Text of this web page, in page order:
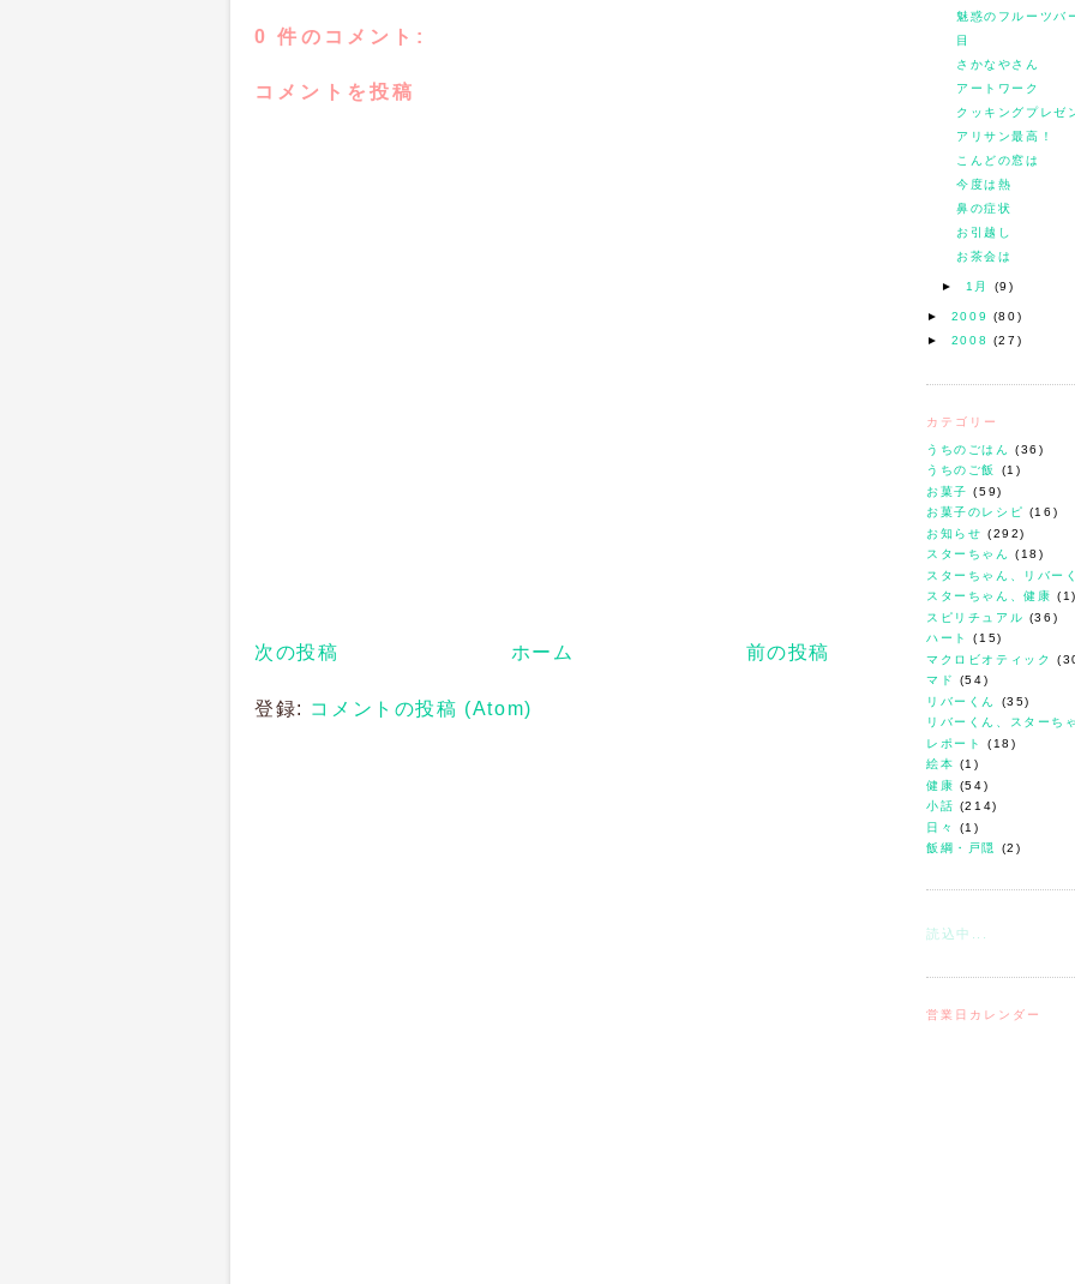
魅惑のフルーツバ
目
さかなやさん
アートワーク
クッキングプレゼ
アリサン最高！
こんどの窓は
今度は熱
鼻の症状
お引越し
お茶会は
► 1月 (9)
► 2009 (80)
► 2008 (27)
カテゴリー
うちのごはん
(36)
うちのご飯
(1)
お菓子 (59)
お菓子のレシピ (16)
お知らせ (292)
スターちゃん
(18)
スターちゃん、リバー
スターちゃん、健康 (1)
スピリチュアル (36)
ハート
(15)
マクロビオティック
マド
(54)
リバーくん
(35)
リバーくん、スターち
レポート
(18)
絵本 (1)
健康 (54)
小話 (214)
日々
(1)
飯綱・戸隠
(2)
読込中...
営業日カレンダー
0 件のコメント:
コメントを投稿
次の投稿 前の投稿
ホーム
登録: コメントの投稿 (Atom)